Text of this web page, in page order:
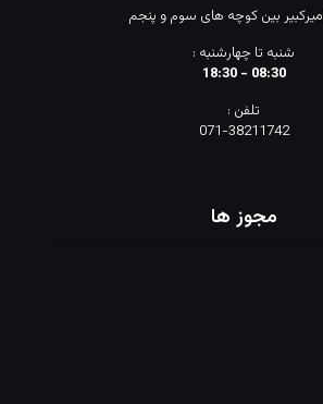
بین کوچه های سوم و پنجم
شنبه تا چهارشنبه :
08:30 - 18:30
تلفن :
071-38211742
مجوز ها